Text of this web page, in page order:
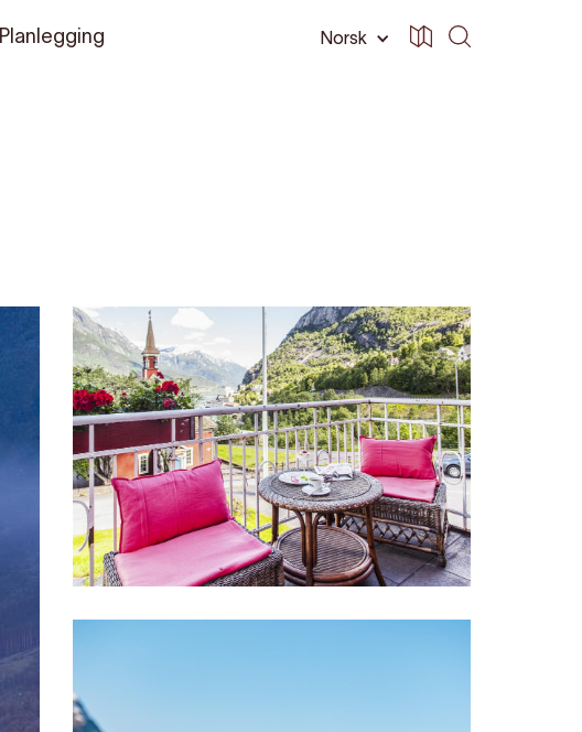
Norsk
Planlegging